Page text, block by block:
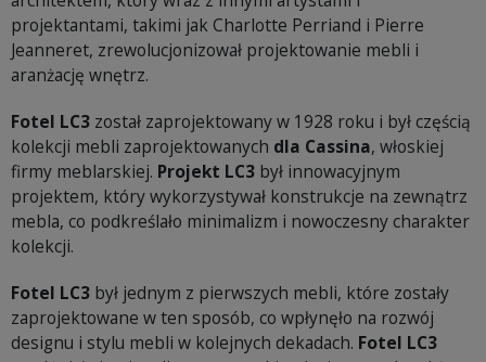
projektantami, takimi jak Charlotte Perriand i Pierre
Jeanneret, zrewolucjonizował projektowanie mebli i
aranżację wnętrz.
Fotel LC3 został zaprojektowany w 1928 roku i był częścią
kolekcji mebli zaprojektowanych dla Cassina, włoskiej
firmy meblarskiej. Projekt LC3 był innowacyjnym
projektem, który wykorzystywał konstrukcje na zewnątrz
mebla, co podkreślało minimalizm i nowoczesny charakter
kolekcji.
Fotel LC3 był jednym z pierwszych mebli, które zostały
zaprojektowane w ten sposób, co wpłynęło na rozwój
designu i stylu mebli w kolejnych dekadach. Fotel LC3